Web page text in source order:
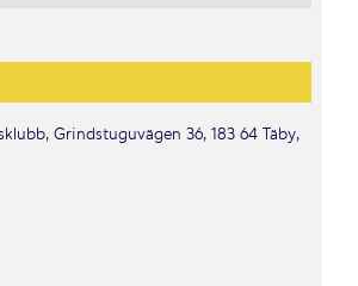
Grindstuguvägen 36, 183 64 Täby,